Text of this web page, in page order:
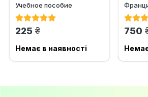
Учебное пособие
225 грн.
Немає в наявності
750